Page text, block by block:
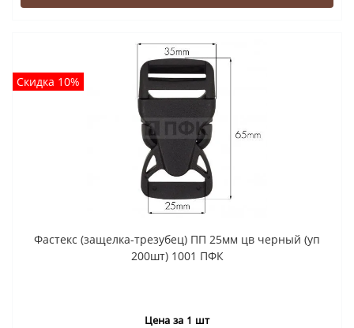
Скидка 10%
Фастекс (защелка-трезубец) ПП 25мм цв черный (уп
200шт) 1001 ПФК
Цена за 1 шт